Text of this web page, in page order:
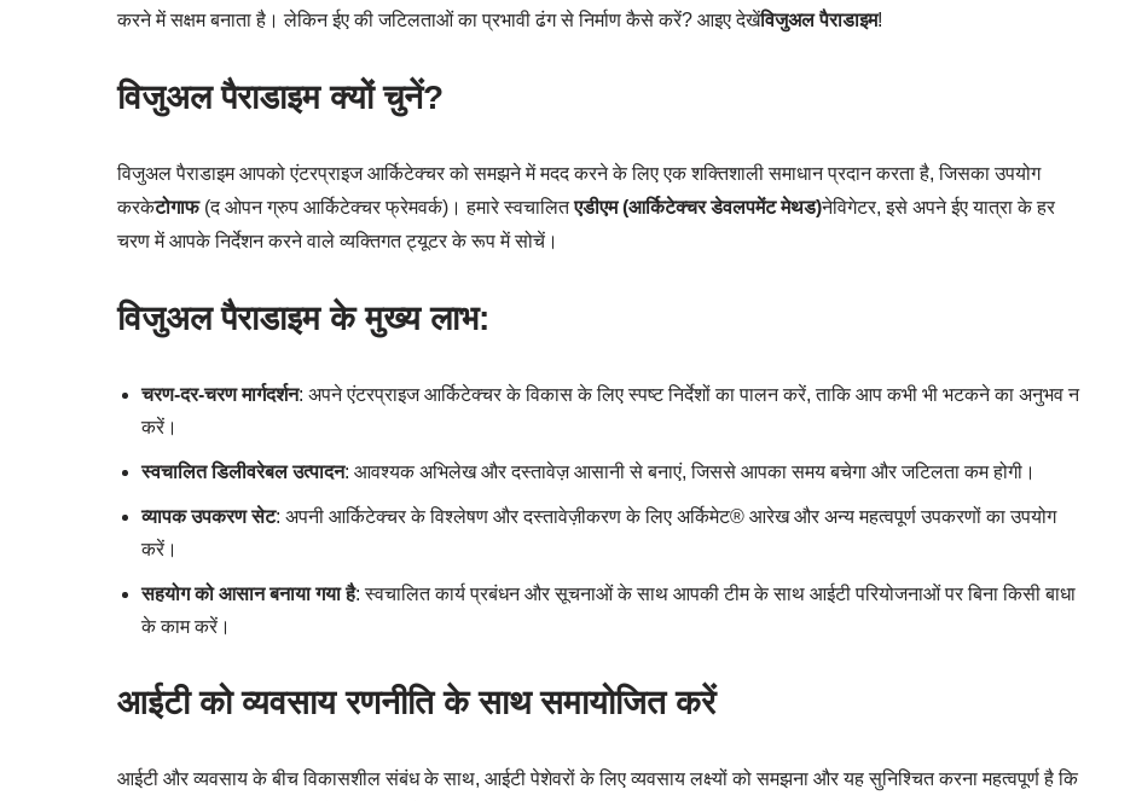
करने में सक्षम बनाता है। लेकिन ईए की जटिलताओं का प्रभावी ढंग से निर्माण कैसे करें? आइए देखेंविजुअल पैराडाइम!
विजुअल पैराडाइम क्यों चुनें?
विजुअल पैराडाइम आपको एंटरप्राइज आर्किटेक्चर को समझने में मदद करने के लिए एक शक्तिशाली समाधान प्रदान करता है, जिसका उपयोग
करकेटोगाफ(द ओपन ग्रुप आर्किटेक्चर फ्रेमवर्क)। हमारे स्वचालितएडीएम (आर्किटेक्चर डेवलपमेंट मेथड)नेविगेटर, इसे अपने ईए यात्रा के हर
चरण में आपके निर्देशन करने वाले व्यक्तिगत ट्यूटर के रूप में सोचें।
विजुअल पैराडाइम के मुख्य लाभ:
चरण-दर-चरण मार्गदर्शन: अपने एंटरप्राइज आर्किटेक्चर के विकास के लिए स्पष्ट निर्देशों का पालन करें, ताकि आप कभी भी भटकने का अनुभव न
करें।
स्वचालित डिलीवरेबल उत्पादन: आवश्यक अभिलेख और दस्तावेज़ आसानी से बनाएं, जिससे आपका समय बचेगा और जटिलता कम होगी।
व्यापक उपकरण सेट: अपनी आर्किटेक्चर के विश्लेषण और दस्तावेज़ीकरण के लिए अर्किमेट® आरेख और अन्य महत्वपूर्ण उपकरणों का उपयोग
करें।
सहयोग को आसान बनाया गया है: स्वचालित कार्य प्रबंधन और सूचनाओं के साथ आपकी टीम के साथ आईटी परियोजनाओं पर बिना किसी बाधा
के काम करें।
आईटी को व्यवसाय रणनीति के साथ समायोजित करें
आईटी और व्यवसाय के बीच विकासशील संबंध के साथ, आईटी पेशेवरों के लिए व्यवसाय लक्ष्यों को समझना और यह सुनिश्चित करना महत्वपूर्ण है कि